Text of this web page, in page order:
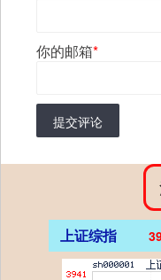
你的邮箱*
提交评论
上证综指